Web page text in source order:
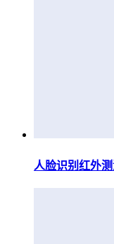
人脸识别红外